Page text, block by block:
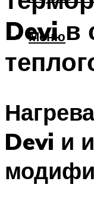
Меню
Devi в
Devi и